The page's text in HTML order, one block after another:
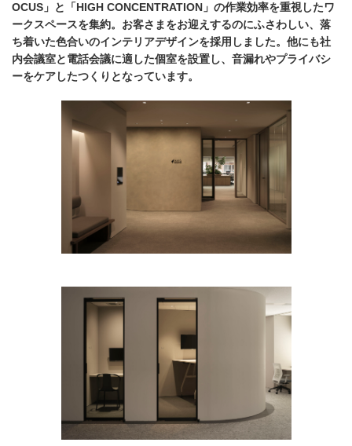
OCUS」と「HIGH CONCENTRATION」の作業効率を重視したワ
ークスペースを集約。お客さまをお迎えするのにふさわしい、落
ち着いた色合いのインテリアデザインを採用しました。他にも社
内会議室と電話会議に適した個室を設置し、音漏れやプライバシ
ーをケアしたつくりとなっています。